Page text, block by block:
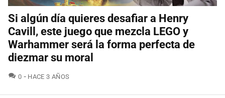
Si algún día quieres desafiar a Henry
Cavill, este juego que mezcla LEGO y
Warhammer será la forma perfecta de
diezmar su moral
0 COMENTARIOS
HACE 3 AÑOS